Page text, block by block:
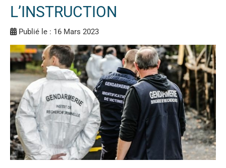
L’INSTRUCTION
Publié le : 16 Mars 2023